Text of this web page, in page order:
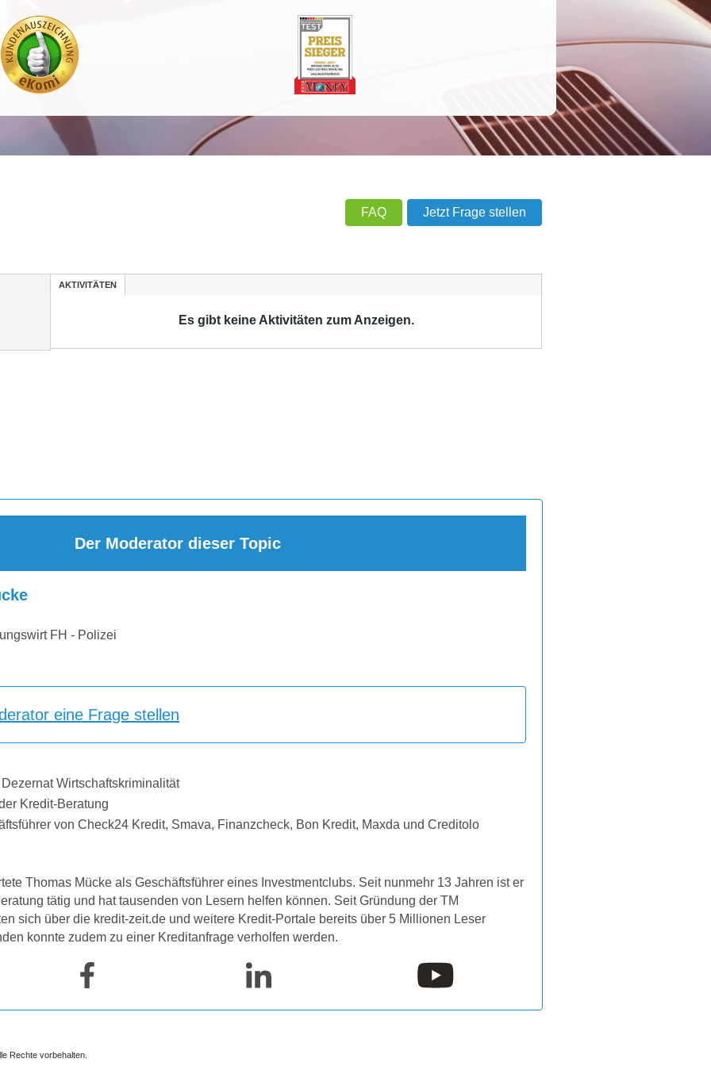
FAQ Jetzt Frage stellen
AKTIVITÄTEN
Es gibt keine Aktivitäten zum Anzeigen.
Der Moderator dieser Topic
FH - Polizei
eine Frage stellen
Wirtschaftskriminalität
Kredit-Beratung
von Check24 Kredit, Smava, Finanzcheck, Bon Kredit, Maxda und Creditolo
Thomas Mücke als Geschäftsführer eines Investmentclubs. Seit nunmehr 13 Jahren ist er
tätig und hat tausenden von Lesern helfen können. Seit Gründung der TM
sich über die kredit-zeit.de und weitere Kredit-Portale bereits über 5 Millionen Leser
konnte zudem zu einer Kreditanfrage verholfen werden.
Rechte vorbehalten.